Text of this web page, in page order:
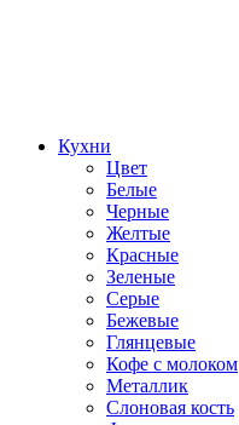
Кухни
Цвет
Белые
Черные
Желтые
Красные
Зеленые
Серые
Бежевые
Глянцевые
Кофе с молоком
Металлик
Слоновая кость